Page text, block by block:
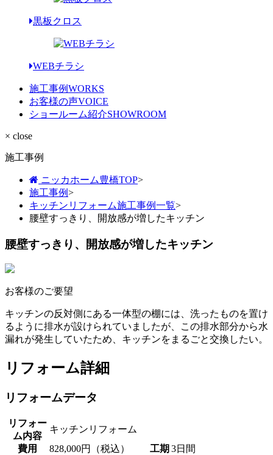
黒板クロス
WEBチラシ
施工事例WORKS
お客様の声VOICE
ショールーム紹介SHOWROOM
× close
施工事例
ニッカホーム豊橋TOP>
施工事例>
キッチンリフォーム施工事例一覧>
腰壁すっきり、開放感が増したキッチン
腰壁すっきり、開放感が増したキッチン
お客様のご要望
キッチンの反対側にある一体型の棚には、洗ったものを置け
るように排水が設けられていましたが、この排水部分から水
漏れが発生していたため、キッチンをまるごと交換したい。
リフォーム詳細
リフォームデータ
リフォー
ム内容
キッチンリフォーム
費用
828,000円（税込） 工期 3日間